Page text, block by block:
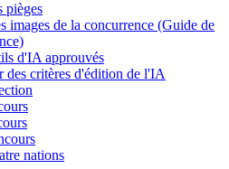
pièges
images de la concurrence (Guide de
d'IA approuvés
des critères d'édition de l'IA
nations